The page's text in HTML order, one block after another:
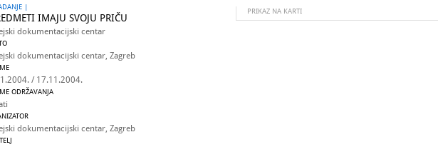
|
IMAJU SVOJU PRIČU
dokumentacijski centar
dokumentacijski centar, Zagreb
/ 17.11.2004.
ODRŽAVANJA
dokumentacijski centar, Zagreb
PRIKAZ NA KARTI